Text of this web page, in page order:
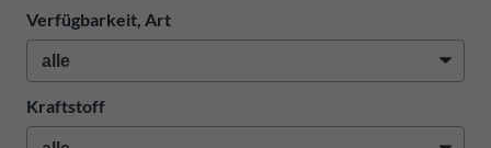
Verfügbarkeit, Art
Kraftstoff